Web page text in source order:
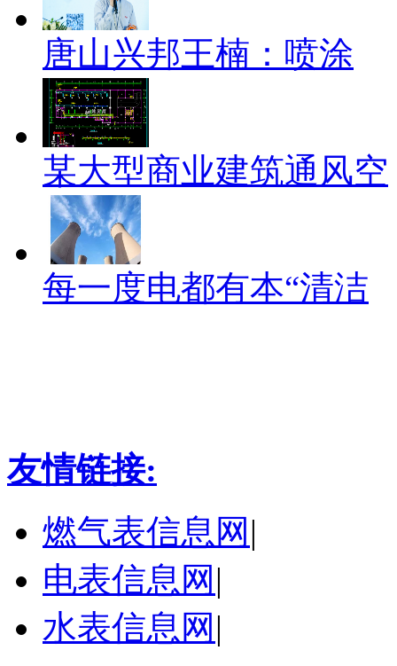
唐山兴邦王楠：​喷涂
某大型商业建筑通风空
每一度电都有本“清洁
友情链接:
燃气表信息网 |
电表信息网 |
水表信息网 |